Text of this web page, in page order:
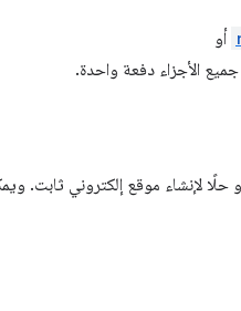
أو
الأجزاء دفعة واحدة.
لإنشاء موقع إلكتروني ثابت.